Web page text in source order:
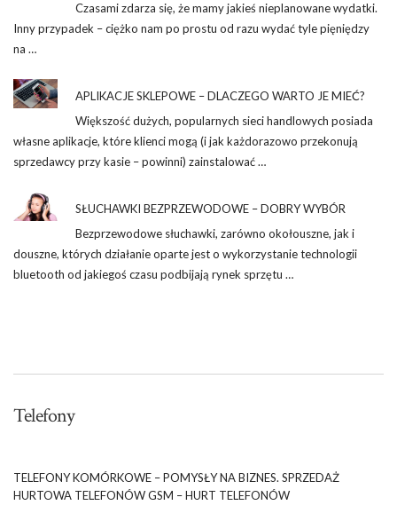
Czasami zdarza się, że mamy jakieś nieplanowane wydatki.
Inny przypadek – ciężko nam po prostu od razu wydać tyle pięniędzy
na …
APLIKACJE SKLEPOWE – DLACZEGO WARTO JE MIEĆ?
Większość dużych, popularnych sieci handlowych posiada
własne aplikacje, które klienci mogą (i jak każdorazowo przekonują
sprzedawcy przy kasie – powinni) zainstalować …
SŁUCHAWKI BEZPRZEWODOWE – DOBRY WYBÓR
Bezprzewodowe słuchawki, zarówno okołouszne, jak i
douszne, których działanie oparte jest o wykorzystanie technologii
bluetooth od jakiegoś czasu podbijają rynek sprzętu …
Telefony
TELEFONY KOMÓRKOWE – POMYSŁY NA BIZNES. SPRZEDAŻ
HURTOWA TELEFONÓW GSM – HURT TELEFONÓW